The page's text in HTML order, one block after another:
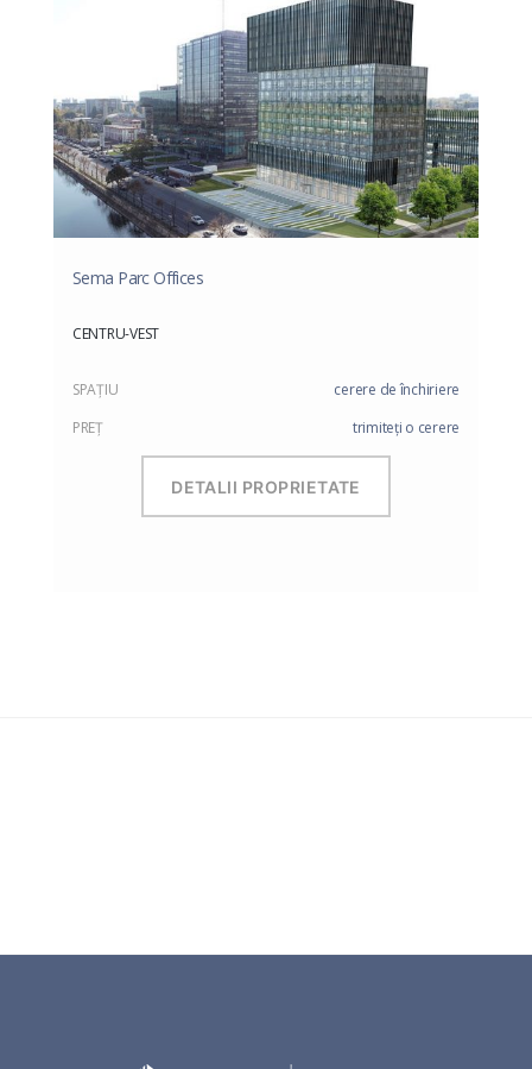
Sema Parc Offices
CENTRU-VEST
SPAŢIU
cerere de închiriere
PREŢ
trimiteți o cerere
DETALII PROPRIETATE